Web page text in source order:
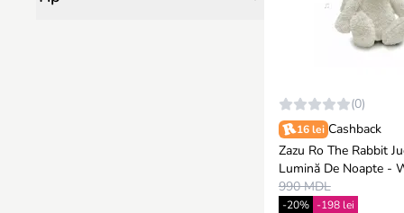
(0)
16 lei Cashback
Zazu Ro The Rabbit
Lumină De Noapte -
990 MDL
-20% -198 lei